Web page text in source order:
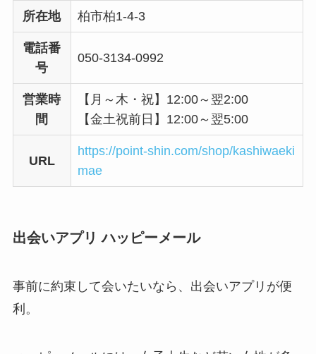
所在地 柏市柏1-4-3
電話番
号
050-3134-0992
営業時
間
【月～木・祝】12:00～翌2:00
【金土祝前日】12:00～翌5:00
URL
https://point-shin.com/shop/kashiwaeki
mae
出会いアプリ ハッピーメール
事前に約束して会いたいなら、出会いアプリが便
利。